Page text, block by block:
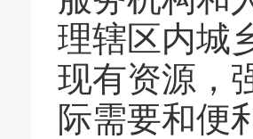
理辖区内城
现有资源，
际需要和便